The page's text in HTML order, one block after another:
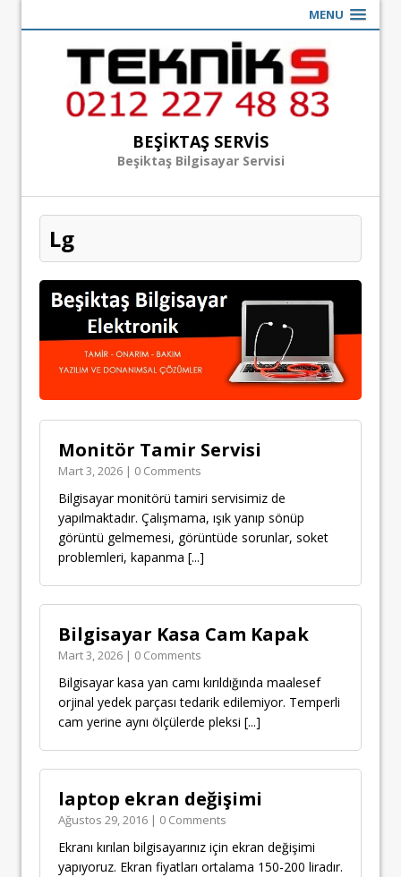
MENU
BEŞIKTAŞ SERVIS
Beşiktaş Bilgisayar Servisi
Lg
Monitör Tamir Servisi
Mart 3, 2026 | 0 Comments
Bilgisayar monitörü tamiri servisimiz de
yapılmaktadır. Çalışmama, ışık yanıp sönüp
görüntü gelmemesi, görüntüde sorunlar, soket
problemleri, kapanma [...]
Bilgisayar Kasa Cam Kapak
Mart 3, 2026 | 0 Comments
Bilgisayar kasa yan camı kırıldığında maalesef
orjinal yedek parçası tedarik edilemiyor. Temperli
cam yerine aynı ölçülerde pleksi [...]
laptop ekran değişimi
Ağustos 29, 2016 | 0 Comments
Ekranı kırılan bilgisayarınız için ekran değişimi
yapıyoruz. Ekran fiyatları ortalama 150-200 liradır.